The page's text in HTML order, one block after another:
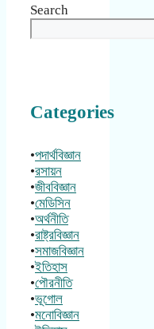
Search
Categories
•পদার্থবিজ্ঞান
•রসায়ন
•জীববিজ্ঞান
•মেডিসিন
•অর্থনীতি
•রাষ্ট্রবিজ্ঞান
•সমাজবিজ্ঞান
•ইতিহাস
•পৌরনীতি
•ভূগোল
•মনোবিজ্ঞান